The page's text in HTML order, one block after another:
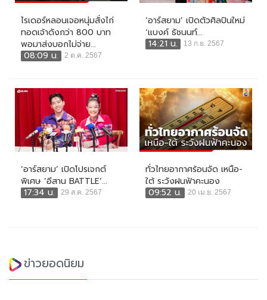
ไรเดอร์หลอนเจอหนุ่มสั่งไก่
ทอดเจ้าดังกว่า 800 บาท
พอมาส่งบอกไม่จ่าย...
08:09 น.
2 ต.ค. 2567
‘อาร์สยาม’ เปิดตัวศิลปินใหม่
‘แบงค์ ธัชนนท์...
14:21 น.
13 ก.ย. 2567
‘อาร์สยาม’ เปิดโปรเจกต์
พิเศษ ‘อีสาน BATTLE’...
17:34 น.
29 ส.ค. 2567
ทั่วไทยอากาศร้อนจัด เหนือ-
ใต้ ระวังฝนฟ้าคะนอง
09:52 น.
20 เม.ย. 2567
ข่าวยอดนิยม